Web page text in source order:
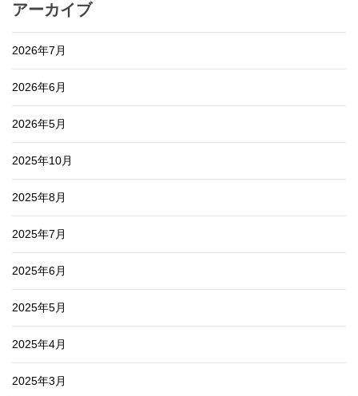
アーカイブ
2026年7月
2026年6月
2026年5月
2025年10月
2025年8月
2025年7月
2025年6月
2025年5月
2025年4月
2025年3月